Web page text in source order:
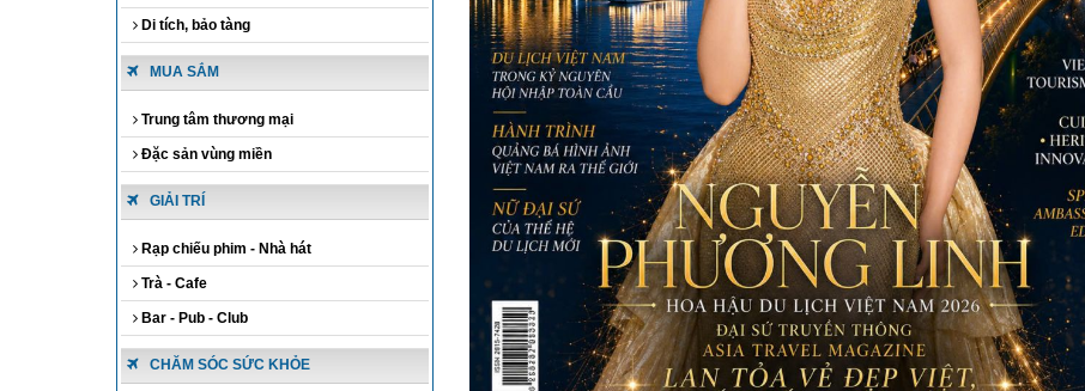
Di tích, bảo tàng
MUA SẮM
Trung tâm thương mại
Đặc sản vùng miền
GIẢI TRÍ
Rạp chiếu phim - Nhà hát
Trà - Cafe
Bar - Pub - Club
CHĂM SÓC SỨC KHỎE